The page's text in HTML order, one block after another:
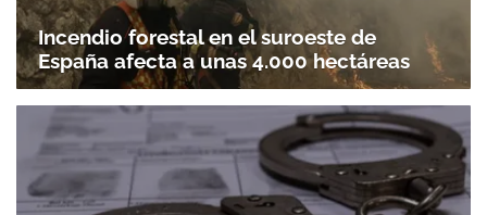
Incendio forestal en el suroeste de
España afecta a unas 4.000 hectáreas